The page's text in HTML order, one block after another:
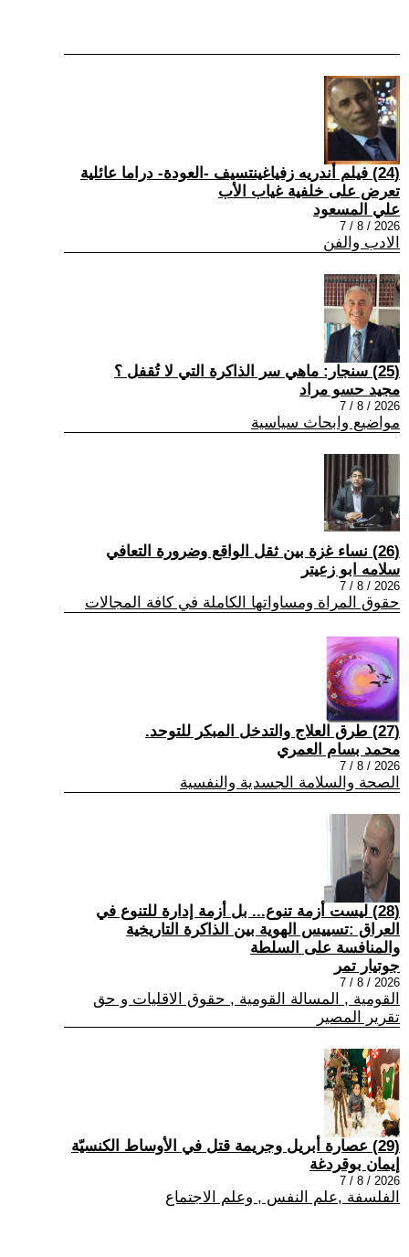
(24) فيلم أندريه زفياغينتسيف -العودة- دراما عائلية
تعرض على خلفية غياب الأب
علي المسعود
2026 / 8 / 7
الادب والفن
(25) سنجار: ماهي سر الذاكرة التي لا تُقفل ؟
مجيد حسو مراد
2026 / 8 / 7
مواضيع وابحاث سياسية
(26) نساء غزة بين ثقل الواقع وضرورة التعافي
سلامه ابو زعيتر
2026 / 8 / 7
حقوق المراة ومساواتها الكاملة في كافة المجالات
(27) طرق العلاج والتدخل المبكر للتوحد.
محمد بسام العمري
2026 / 8 / 7
الصحة والسلامة الجسدية والنفسية
(28) ليست أزمة تنوع... بل أزمة إدارة للتنوع في
العراق :تسييس الهوية بين الذاكرة التاريخية
والمنافسة على السلطة
جوتيار تمر
2026 / 8 / 7
القومية , المسالة القومية , حقوق الاقليات و حق
تقرير المصير
(29) عصارة أبريل وجريمة قتل في الأوساط الكنسيّة
إيمان بوقردغة
2026 / 8 / 7
الفلسفة ,علم النفس , وعلم الاجتماع